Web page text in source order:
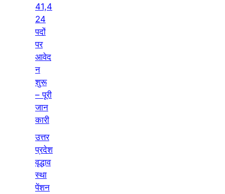
41,4
24
पदों
पर
आवेद
न
शुरू
– पूरी
जान
कारी
उत्तर
प्रदेश
वृद्धाव
स्था
पेंशन